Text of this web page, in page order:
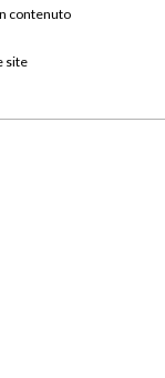
contenuto
site